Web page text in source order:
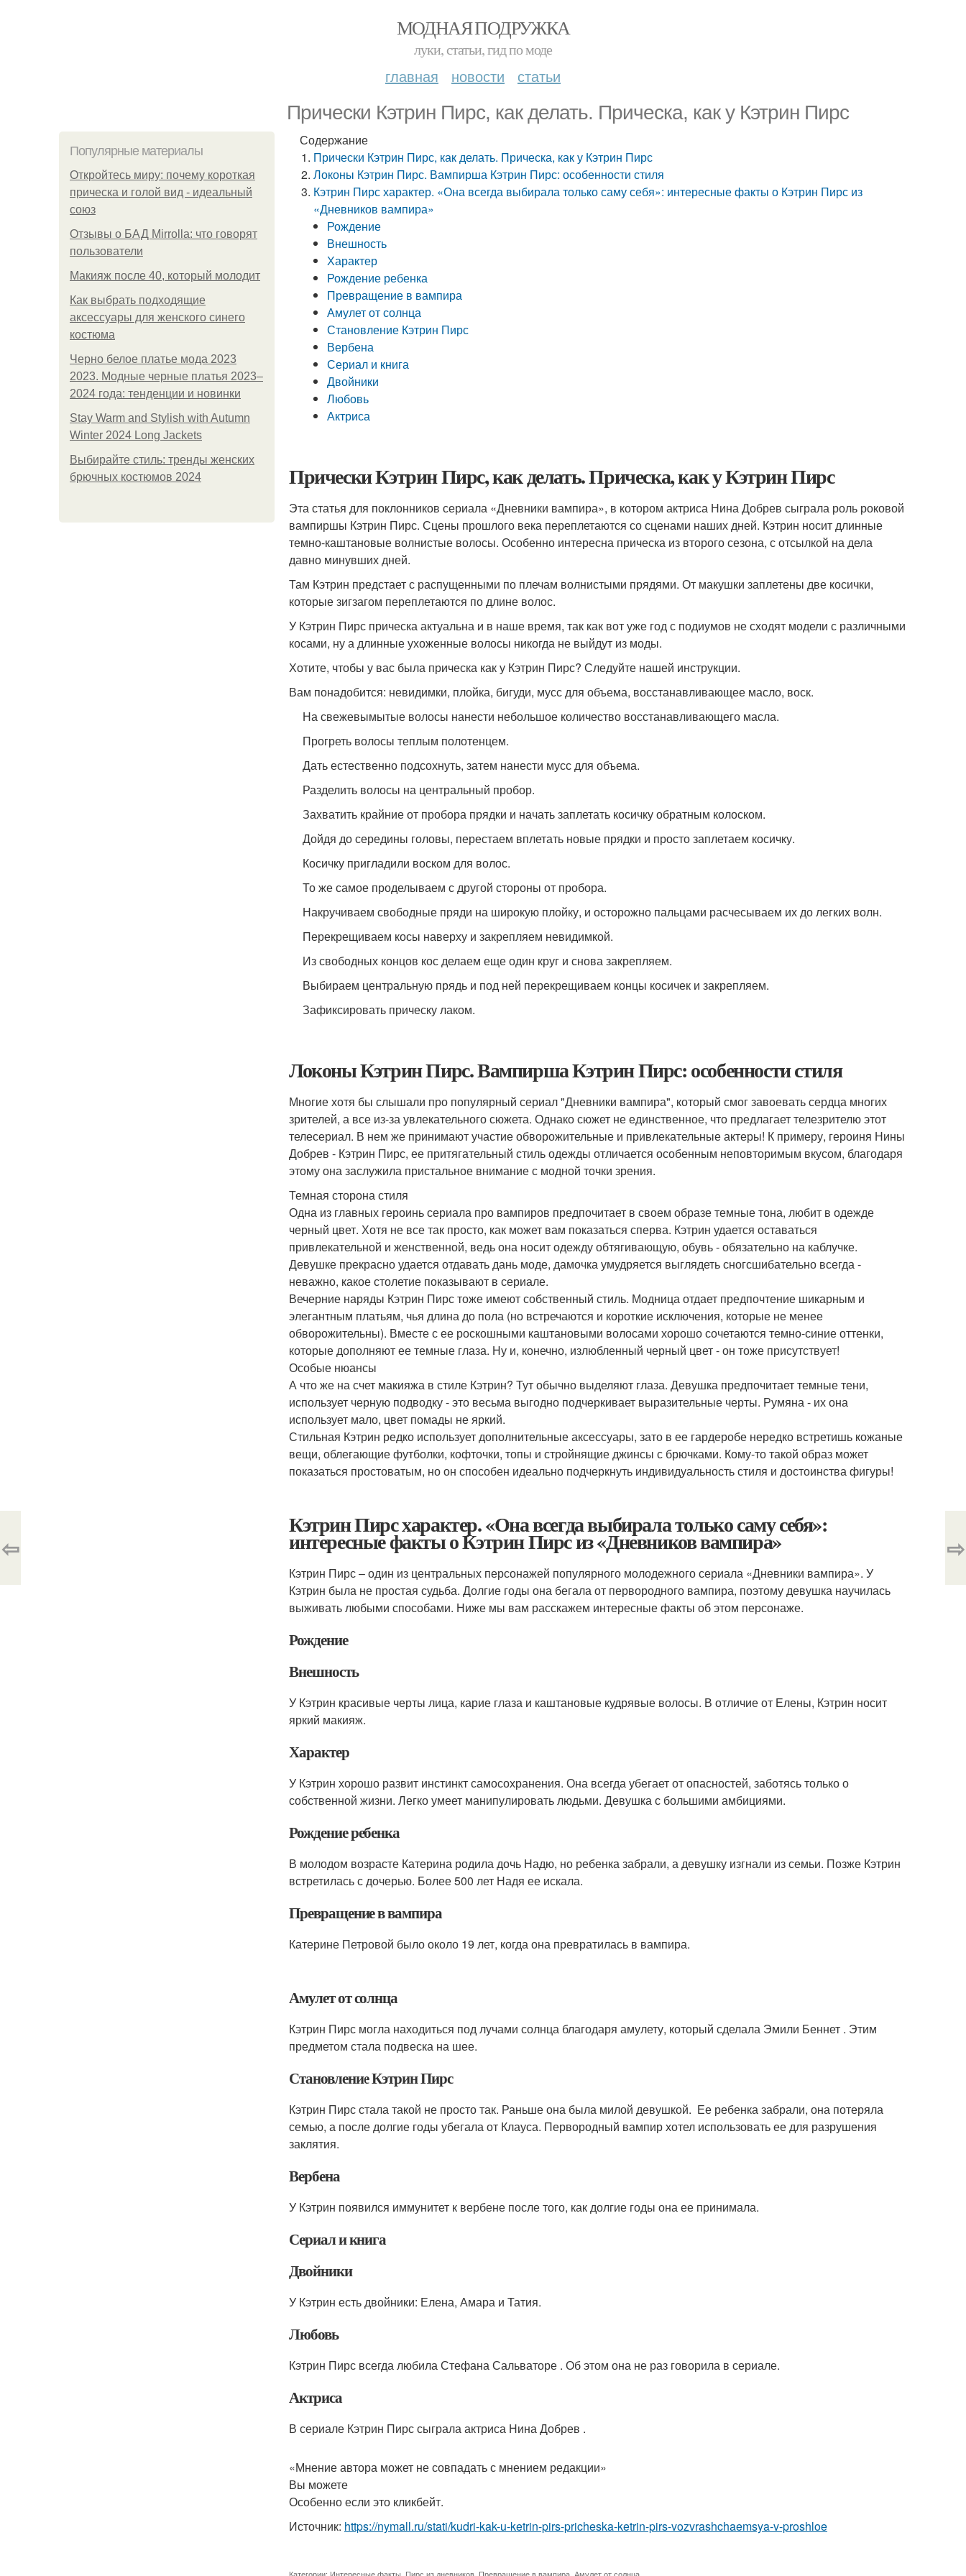
МОДНАЯ ПОДРУЖКА
луки, статьи, гид по моде
главная новости статьи
Прически Кэтрин Пирс, как делать. Прическа, как у Кэтрин Пирс
Популярные материалы
Откройтесь миру: почему короткая
прическа и голой вид - идеальный
союз
Отзывы о БАД Mirrolla: что говорят
пользователи
Макияж после 40, который молодит
Как выбрать подходящие
аксессуары для женского синего
костюма
Черно белое платье мода 2023
2023. Модные черные платья 2023–
2024 года: тенденции и новинки
Stay Warm and Stylish with Autumn
Winter 2024 Long Jackets
Выбирайте стиль: тренды женских
брючных костюмов 2024
Содержание
Прически Кэтрин Пирс, как делать. Прическа, как у Кэтрин Пирс
Локоны Кэтрин Пирс. Вампирша Кэтрин Пирс: особенности стиля
Кэтрин Пирс характер. «Она всегда выбирала только саму себя»: интересные факты о Кэтрин Пирс из
«Дневников вампира»
Рождение
Внешность
Характер
Рождение ребенка
Превращение в вампира
Амулет от солнца
Становление Кэтрин Пирс
Вербена
Сериал и книга
Двойники
Любовь
Актриса
Прически Кэтрин Пирс, как делать. Прическа, как у Кэтрин Пирс
Эта статья для поклонников сериала «Дневники вампира», в котором актриса Нина Добрев сыграла роль роковой
вампиршы Кэтрин Пирс. Сцены прошлого века переплетаются со сценами наших дней. Кэтрин носит длинные
темно-каштановые волнистые волосы. Особенно интересна прическа из второго сезона, с отсылкой на дела
давно минувших дней.
Там Кэтрин предстает с распущенными по плечам волнистыми прядями. От макушки заплетены две косички,
которые зигзагом переплетаются по длине волос.
У Кэтрин Пирс прическа актуальна и в наше время, так как вот уже год с подиумов не сходят модели с различными
косами, ну а длинные ухоженные волосы никогда не выйдут из моды.
Хотите, чтобы у вас была прическа как у Кэтрин Пирс? Следуйте нашей инструкции.
Вам понадобится: невидимки, плойка, бигуди, мусс для объема, восстанавливающее масло, воск.
На свежевымытые волосы нанести небольшое количество восстанавливающего масла.
Прогреть волосы теплым полотенцем.
Дать естественно подсохнуть, затем нанести мусс для объема.
Разделить волосы на центральный пробор.
Захватить крайние от пробора прядки и начать заплетать косичку обратным колоском.
Дойдя до середины головы, перестаем вплетать новые прядки и просто заплетаем косичку.
Косичку пригладили воском для волос.
То же самое проделываем с другой стороны от пробора.
Накручиваем свободные пряди на широкую плойку, и осторожно пальцами расчесываем их до легких волн.
Перекрещиваем косы наверху и закрепляем невидимкой.
Из свободных концов кос делаем еще один круг и снова закрепляем.
Выбираем центральную прядь и под ней перекрещиваем концы косичек и закрепляем.
Зафиксировать прическу лаком.
Локоны Кэтрин Пирс. Вампирша Кэтрин Пирс: особенности стиля
Многие хотя бы слышали про популярный сериал "Дневники вампира", который смог завоевать сердца многих
зрителей, а все из-за увлекательного сюжета. Однако сюжет не единственное, что предлагает телезрителю этот
телесериал. В нем же принимают участие обворожительные и привлекательные актеры! К примеру, героиня Нины
Добрев - Кэтрин Пирс, ее притягательный стиль одежды отличается особенным неповторимым вкусом, благодаря
этому она заслужила пристальное внимание с модной точки зрения.
Темная сторона стиля
Одна из главных героинь сериала про вампиров предпочитает в своем образе темные тона, любит в одежде
черный цвет. Хотя не все так просто, как может вам показаться сперва. Кэтрин удается оставаться
привлекательной и женственной, ведь она носит одежду обтягивающую, обувь - обязательно на каблучке.
Девушке прекрасно удается отдавать дань моде, дамочка умудряется выглядеть сногсшибательно всегда -
неважно, какое столетие показывают в сериале.
Вечерние наряды Кэтрин Пирс тоже имеют собственный стиль. Модница отдает предпочтение шикарным и
элегантным платьям, чья длина до пола (но встречаются и короткие исключения, которые не менее
обворожительны). Вместе с ее роскошными каштановыми волосами хорошо сочетаются темно-синие оттенки,
которые дополняют ее темные глаза. Ну и, конечно, излюбленный черный цвет - он тоже присутствует!
Особые нюансы
А что же на счет макияжа в стиле Кэтрин? Тут обычно выделяют глаза. Девушка предпочитает темные тени,
использует черную подводку - это весьма выгодно подчеркивает выразительные черты. Румяна - их она
использует мало, цвет помады не яркий.
Стильная Кэтрин редко использует дополнительные аксессуары, зато в ее гардеробе нередко встретишь кожаные
вещи, облегающие футболки, кофточки, топы и стройнящие джинсы с брючками. Кому-то такой образ может
показаться простоватым, но он способен идеально подчеркнуть индивидуальность стиля и достоинства фигуры!
Кэтрин Пирс характер. «Она всегда выбирала только саму себя»:
интересные факты о Кэтрин Пирс из «Дневников вампира»
Кэтрин Пирс – один из центральных персонажей популярного молодежного сериала «Дневники вампира». У
Кэтрин была не простая судьба. Долгие годы она бегала от первородного вампира, поэтому девушка научилась
выживать любыми способами. Ниже мы вам расскажем интересные факты об этом персонаже.
Рождение
Внешность
У Кэтрин красивые черты лица, карие глаза и каштановые кудрявые волосы. В отличие от Елены, Кэтрин носит
яркий макияж.
Характер
У Кэтрин хорошо развит инстинкт самосохранения. Она всегда убегает от опасностей, заботясь только о
собственной жизни. Легко умеет манипулировать людьми. Девушка с большими амбициями.
Рождение ребенка
В молодом возрасте Катерина родила дочь Надю, но ребенка забрали, а девушку изгнали из семьи. Позже Кэтрин
встретилась с дочерью. Более 500 лет Надя ее искала.
Превращение в вампира
Катерине Петровой было около 19 лет, когда она превратилась в вампира.
Амулет от солнца
Кэтрин Пирс могла находиться под лучами солнца благодаря амулету, который сделала Эмили Беннет . Этим
предметом стала подвеска на шее.
Становление Кэтрин Пирс
Кэтрин Пирс стала такой не просто так. Раньше она была милой девушкой. Ее ребенка забрали, она потеряла
семью, а после долгие годы убегала от Клауса. Первородный вампир хотел использовать ее для разрушения
заклятия.
Вербена
У Кэтрин появился иммунитет к вербене после того, как долгие годы она ее принимала.
Сериал и книга
Двойники
У Кэтрин есть двойники: Елена, Амара и Татия.
Любовь
Кэтрин Пирс всегда любила Стефана Сальваторе . Об этом она не раз говорила в сериале.
Актриса
В сериале Кэтрин Пирс сыграла актриса Нина Добрев .
«Мнение автора может не совпадать с мнением редакции»
Вы можете
Особенно если это кликбейт.
Источник: https://nymall.ru/stati/kudri-kak-u-ketrin-pirs-pricheska-ketrin-pirs-vozvrashchaemsya-v-proshloe
⇦ ⇨